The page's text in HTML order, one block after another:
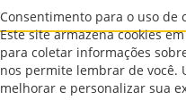
Consentimento para o uso de
Este site armazena cookies
para coletar informações
nos permite lembrar de você.
melhorar e personalizar sua